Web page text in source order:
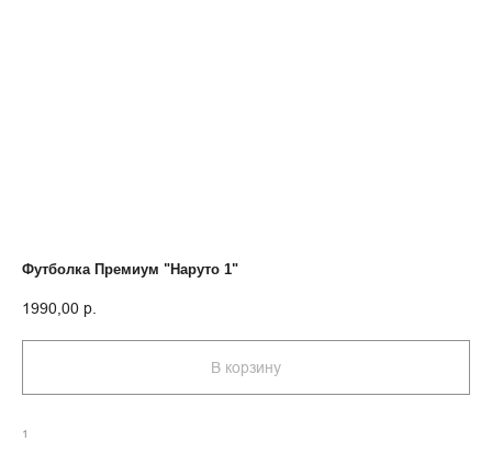
Футболка Премиум "Наруто 1"
1990,00 р.
В корзину
1